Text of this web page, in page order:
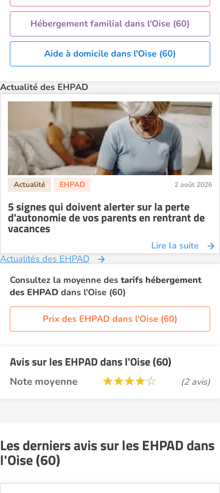
EHPAD Saint-Etienne
EHPAD Toulouse
EHPAD Tours
EHPAD Troyes
Hébergement familial dans l'Oise (60)
Aide à domicile dans l'Oise (60)
Actualité des EHPAD
2 août 2026
5 signes qui doivent alerter sur la perte
d'autonomie de vos parents en rentrant de
vacances
Lire la suite
Actualités des EHPAD
Consultez la moyenne des tarifs hébergement
des EHPAD dans l'Oise (60)
Prix des EHPAD dans l'Oise (60)
Avis sur les EHPAD dans l'Oise (60)
Note moyenne (2 avis)
Les derniers avis sur les EHPAD dans
l'Oise (60)